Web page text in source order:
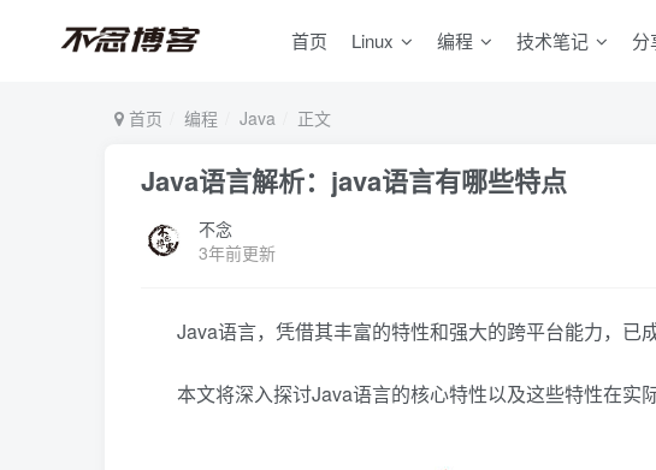
首页 Linux 编程 技术笔记 分
首页 编程 Java 正文
Java语言解析：java语言有哪些特点
不念
3年前更新
Java语言，凭借其丰富的特性和强大的跨平台能力，已
本文将深入探讨Java语言的核心特性以及这些特性在实